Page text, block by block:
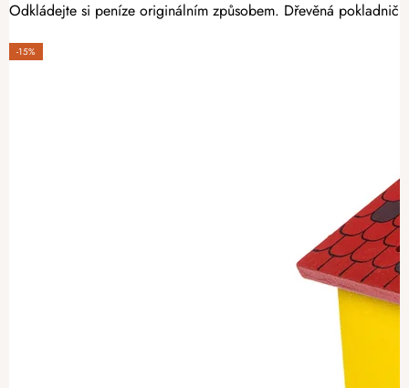
Odkládejte si peníze originálním způsobem. Dřevěná
-15%